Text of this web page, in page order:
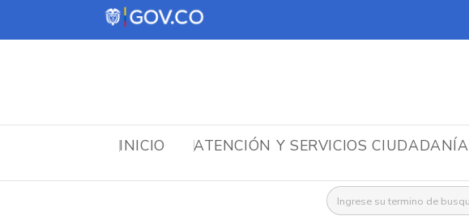
INICIO ATENCIÓN Y SERVICIOS CIUDADANÍA
Buscar: